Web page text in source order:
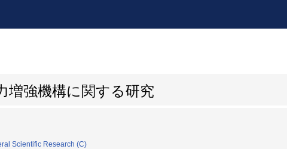
増強機構に関する研究
Scientific Research (C)